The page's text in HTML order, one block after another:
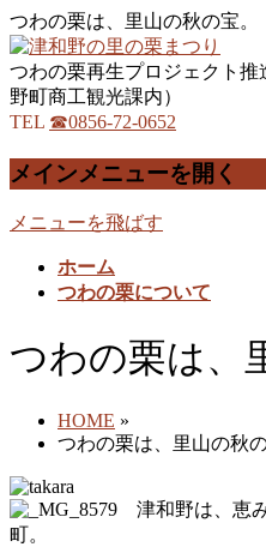
つわの栗は、里山の秋の宝。
つわの栗再生プロジェクト
野町商工観光課内）
TEL ☎0856-72-0652
メインメニューを開く
メニューを飛ばす
ホーム
つわの栗について
つわの栗は、
HOME »
つわの栗は、里山の秋の
津和野は、恵
町。